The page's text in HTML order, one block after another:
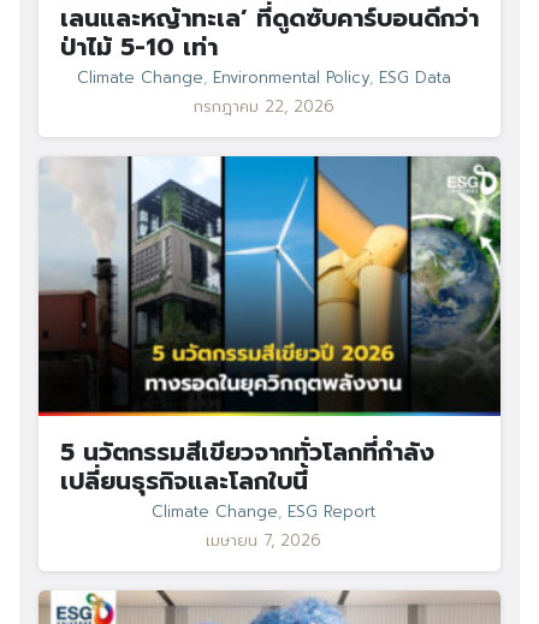
Search
for: Search
เลนและหญ้าทะเล’ ที่ดูดซับคาร์บอนดีกว่า
ป่าไม้ 5-10 เท่า
Climate Change, Environmental Policy, ESG Data
กรกฎาคม 22, 2026
5 นวัตกรรมสีเขียวจากทั่วโลกที่กำลัง
เปลี่ยนธุรกิจและโลกใบนี้
Climate Change, ESG Report
เมษายน 7, 2026